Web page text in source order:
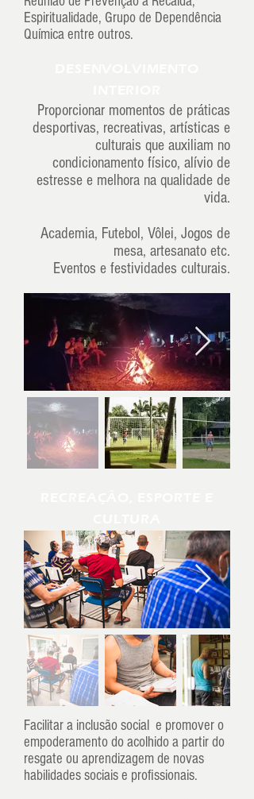
Espiritualidade, Grupo de Dependência
Química entre outros.
Proporcionar momentos de práticas
desportivas, recreativas, artísticas e
culturais que auxiliam no
condicionamento físico, alívio de
estresse e melhora na qualidade de
vida.
Academia, Futebol, Vôlei, Jogos de
mesa, artesanato etc.
Eventos e festividades culturais.
Facilitar a inclusão social e promover o
empoderamento do acolhido a partir do
resgate ou aprendizagem de novas
habilidades sociais e profissionais.